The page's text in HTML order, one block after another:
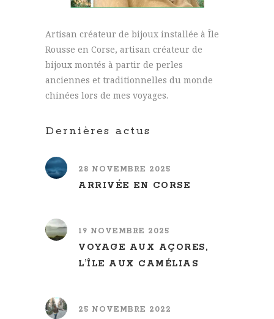
Artisan créateur de bijoux installée à Île
Rousse en Corse, artisan créateur de
bijoux montés à partir de perles
anciennes et traditionnelles du monde
chinées lors de mes voyages.
Dernières actus
28 NOVEMBRE 2025
ARRIVÉE EN CORSE
19 NOVEMBRE 2025
VOYAGE AUX AÇORES,
L’ÎLE AUX CAMÉLIAS
25 NOVEMBRE 2022